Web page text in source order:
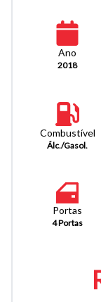
Ano
2018
Combustível
Álc./Gasol.
Portas
4 Portas